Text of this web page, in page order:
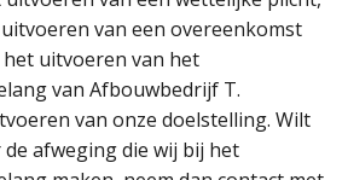
van een overeenkomst
uitvoeren van het
van Afbouwbedrijf T.
van onze doelstelling. Wilt
afweging die wij bij het